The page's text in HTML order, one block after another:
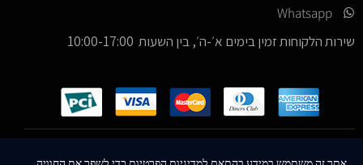
Whatsapp
שירות הלקוחות זמין בימים א׳-ה׳, בין השעות 10:00-17:00